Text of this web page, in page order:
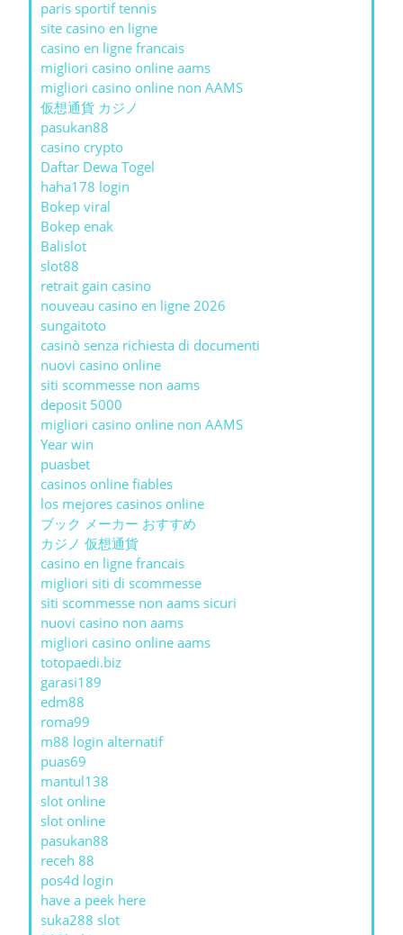
paris sportif tennis
site casino en ligne
casino en ligne francais
migliori casino online aams
migliori casino online non AAMS
仮想通貨 カジノ
pasukan88
casino crypto
Daftar Dewa Togel
haha178 login
Bokep viral
Bokep enak
Balislot
slot88
retrait gain casino
nouveau casino en ligne 2026
sungaitoto
casinò senza richiesta di documenti
nuovi casino online
siti scommesse non aams
deposit 5000
migliori casino online non AAMS
Year win
puasbet
casinos online fiables
los mejores casinos online
ブック メーカー おすすめ
カジノ 仮想通貨
casino en ligne francais
migliori siti di scommesse
siti scommesse non aams sicuri
nuovi casino non aams
migliori casino online aams
totopaedi.biz
garasi189
edm88
roma99
m88 login alternatif
puas69
mantul138
slot online
slot online
pasukan88
receh 88
pos4d login
have a peek here
suka288 slot